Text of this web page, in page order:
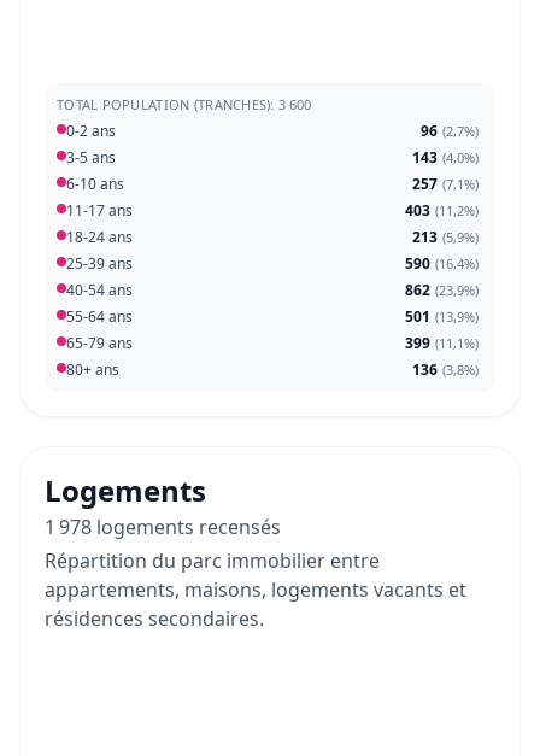
TOTAL POPULATION (TRANCHES): 3 600
0-2 ans 96 (2,7%)
3-5 ans 143 (4,0%)
6-10 ans 257 (7,1%)
11-17 ans 403 (11,2%)
18-24 ans 213 (5,9%)
25-39 ans 590 (16,4%)
40-54 ans 862 (23,9%)
55-64 ans 501 (13,9%)
65-79 ans 399 (11,1%)
80+ ans 136 (3,8%)
Logements
1 978 logements recensés
Répartition du parc immobilier entre
appartements, maisons, logements vacants et
résidences secondaires.